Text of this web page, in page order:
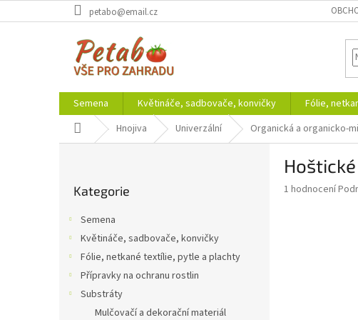
na
petabo@email.cz
Semena Květináče, sadbovače, konvičky Fólie,
Domů Hnojiva Univerzální Organická a organicko-
kategorie
Kategorie
Semena
Květináče, sadbovače, konvičky
Fólie, netkané textílie, pytle a plachty
Přípravky na ochranu rostlin
Substráty
Mulčovačí a dekorační materiál
Průměrné
1 hodnocení